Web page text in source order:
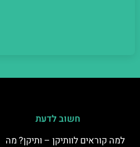
חשוב לדעת
למה קוראים לוותיקן – ותיקן? מה